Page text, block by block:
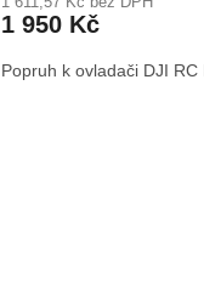
1 950 Kč
Popruh k ovladači DJI